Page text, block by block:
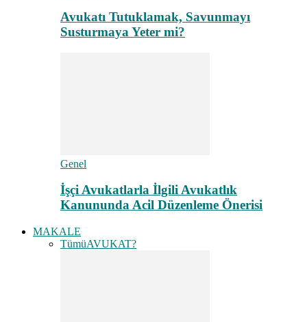
Avukatı Tutuklamak, Savunmayı
Susturmaya Yeter mi?
Genel
İşçi Avukatlarla İlgili Avukatlık
Kanununda Acil Düzenleme Önerisi
MAKALE
TümüAVUKAT?